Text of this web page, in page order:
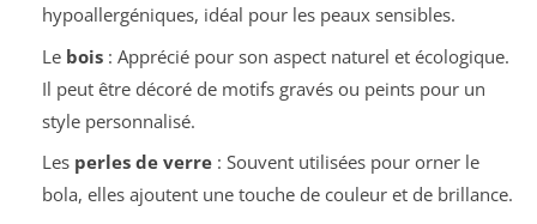
hypoallergéniques, idéal pour les peaux sensibles.
Le bois: Apprécié pour son aspect naturel et écologique.
Il peut être décoré de motifs gravés ou peints pour un
style personnalisé.
Les perles de verre: Souvent utilisées pour orner le
bola, elles ajoutent une touche de couleur et de brillance.